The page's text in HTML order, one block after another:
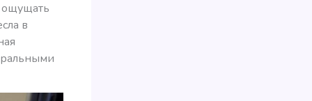
ощущать
в